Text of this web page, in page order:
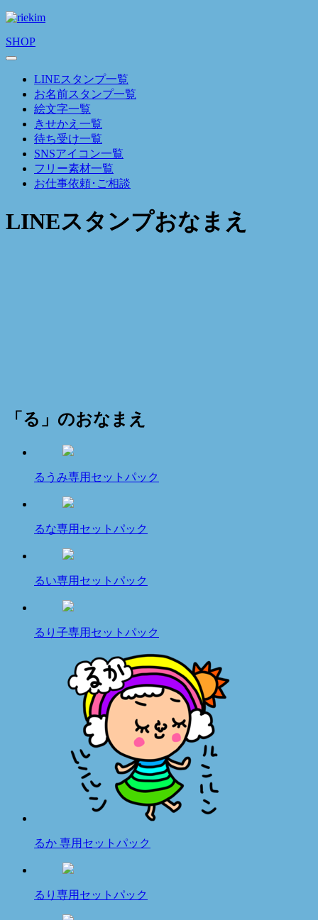
SHOP
LINEスタンプ一覧
お名前スタンプ一覧
絵文字一覧
きせかえ一覧
待ち受け一覧
SNSアイコン一覧
フリー素材一覧
お仕事依頼･ご相談
LINEスタンプおなまえ
「る」のおなまえ
るうみ専用セットパック
るな専用セットパック
るい専用セットパック
るり子専用セットパック
るか 専用セットパック
るり専用セットパック